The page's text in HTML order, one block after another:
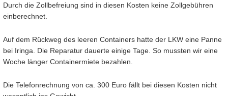
Durch die Zollbefreiung sind in diesen Kosten keine Zollgebühren
einberechnet.
Auf dem Rückweg des leeren Containers hatte der LKW eine Panne
bei Iringa. Die Reparatur dauerte einige Tage. So mussten wir eine
Woche länger Containermiete bezahlen.
Die Telefonrechnung von ca. 300 Euro fällt bei diesen Kosten nicht